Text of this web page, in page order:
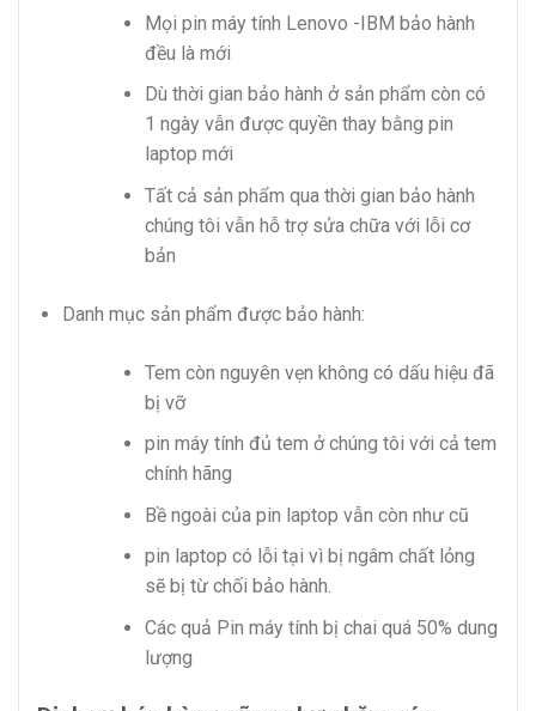
Mọi pin máy tính Lenovo -IBM bảo hành
đều là mới
Dù thời gian bảo hành ở sản phẩm còn có
1 ngày vẫn được quyền thay bằng pin
laptop mới
Tất cả sản phẩm qua thời gian bảo hành
chúng tôi vẫn hỗ trợ sửa chữa với lỗi cơ
bản
Danh mục sản phẩm được bảo hành:
Tem còn nguyên vẹn không có dấu hiệu đã
bị vỡ
pin máy tính đủ tem ở chúng tôi với cả tem
chính hãng
Bề ngoài của pin laptop vẫn còn như cũ
pin laptop có lỗi tại vì bị ngâm chất lỏng
sẽ bị từ chối bảo hành.
Các quả Pin máy tính bị chai quá 50% dung
lượng